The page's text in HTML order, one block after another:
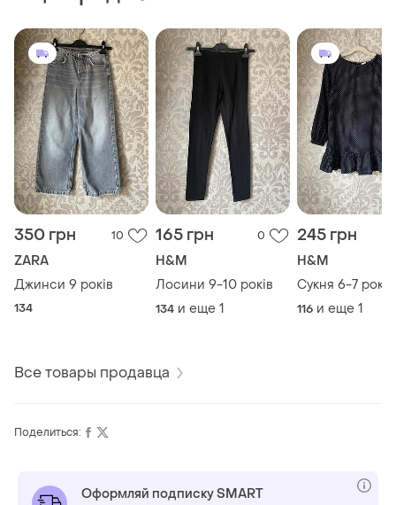
350 грн 10
ZARA
Джинси 9 років
134
165 грн 0
H&M
Лосини 9-10 років
134 и еще 1
245 грн
H&M
Сукня 6-7 років
116 и еще 1
Все товары продавца
Поделиться:
Оформляй подписку SMART